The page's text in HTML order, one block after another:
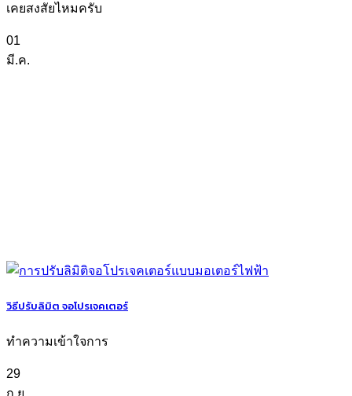
เคยสงสัยไหมครับ
01
มี.ค.
วิธีปรับลิมิต จอโปรเจคเตอร์
ทำความเข้าใจการ
29